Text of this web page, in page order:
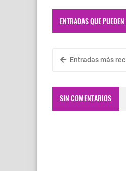
ENTRADAS QUE
Entradas más
SIN COMENTARIOS